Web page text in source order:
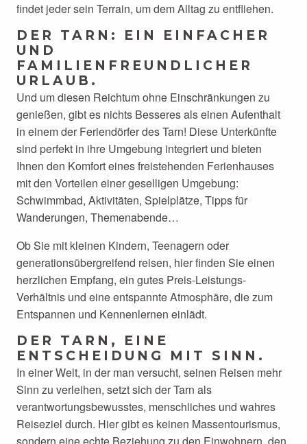
findet jeder sein Terrain, um dem Alltag zu entfliehen.
DER TARN: EIN EINFACHER
UND
FAMILIENFREUNDLICHER
URLAUB.
Und um diesen Reichtum ohne Einschränkungen zu
genießen, gibt es nichts Besseres als einen Aufenthalt
in einem der Feriendörfer des Tarn! Diese Unterkünfte
sind perfekt in ihre Umgebung integriert und bieten
Ihnen den Komfort eines freistehenden Ferienhauses
mit den Vorteilen einer geselligen Umgebung:
Schwimmbad, Aktivitäten, Spielplätze, Tipps für
Wanderungen, Themenabende…
Ob Sie mit kleinen Kindern, Teenagern oder
generationsübergreifend reisen, hier finden Sie einen
herzlichen Empfang, ein gutes Preis-Leistungs-
Verhältnis und eine entspannte Atmosphäre, die zum
Entspannen und Kennenlernen einlädt.
DER TARN, EINE
ENTSCHEIDUNG MIT SINN.
In einer Welt, in der man versucht, seinen Reisen mehr
Sinn zu verleihen, setzt sich der Tarn als
verantwortungsbewusstes, menschliches und wahres
Reiseziel durch. Hier gibt es keinen Massentourismus,